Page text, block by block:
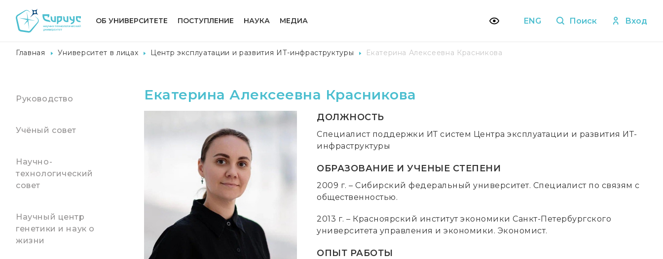
ОБ УНИВЕРСИТЕТЕ ПОСТУПЛЕНИЕ НАУКА МЕДИА ENG Поиск Вход
Главная Университет в лицах Центр эксплуатации и развития ИТ-инфраструктуры Екатерина Алексеевна Красникова
Руководство
Учёный совет
Научно-
технологический
совет
Научный центр
генетики и наук о
жизни
Екатерина Алексеевна Красникова
ДОЛЖНОСТЬ
Специалист поддержки ИТ систем Центра эксплуатации и развития ИТ-
инфраструктуры
ОБРАЗОВАНИЕ И УЧЕНЫЕ СТЕПЕНИ
2009 г. – Сибирский федеральный университет. Специалист по связям с
общественностью.
2013 г. – Красноярский институт экономики Санкт-Петербургского
университета управления и экономики. Экономист.
ОПЫТ РАБОТЫ